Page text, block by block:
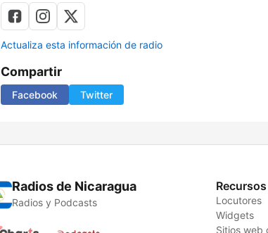
Actualiza esta información de radio
Compartir
Facebook Twitter
Radios de Nicaragua
Radios y Podcasts
Recursos
Locutores
Widgets
Sitios web